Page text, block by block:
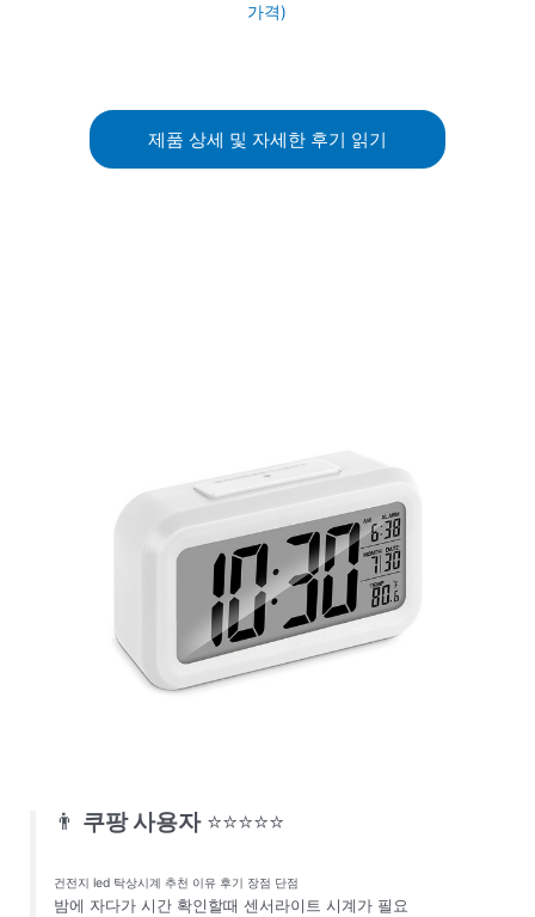
가격)
제품 상세 및 자세한 후기 읽기
👨 쿠팡 사용자 ⭐⭐⭐⭐⭐
건전지 led 탁상시계 추천 이유 후기 장점 단점
밤에 자다가 시간 확인할때 센서라이트 시계가 필요